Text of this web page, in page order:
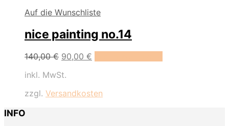
Auf die Wunschliste
nice painting no.14
140,00€ Ursprünglicher
war:
90,00 €
inkl. MwSt.
zzgl. Versandkosten
INFO